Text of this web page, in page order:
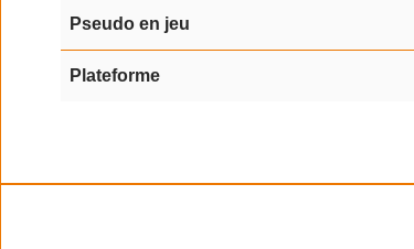
Pseudo en jeu
Plateforme